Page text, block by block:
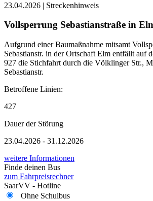
23.04.2026 | Streckenhinweis
Vollsperrung Sebastianstraße in
Aufgrund einer Baumaßnahme mitsamt
Sebastianstr. in der Ortschaft Elm entfällt auf
927 die Stichfahrt durch die Völklinger Str.,
Sebastianstr.
Betroffene Linien:
427
Dauer der Störung
23.04.2026 - 31.12.2026
weitere Informationen
Finde deinen Bus
zum Fahrpreisrechner
SaarVV - Hotline
Ohne Schulbus